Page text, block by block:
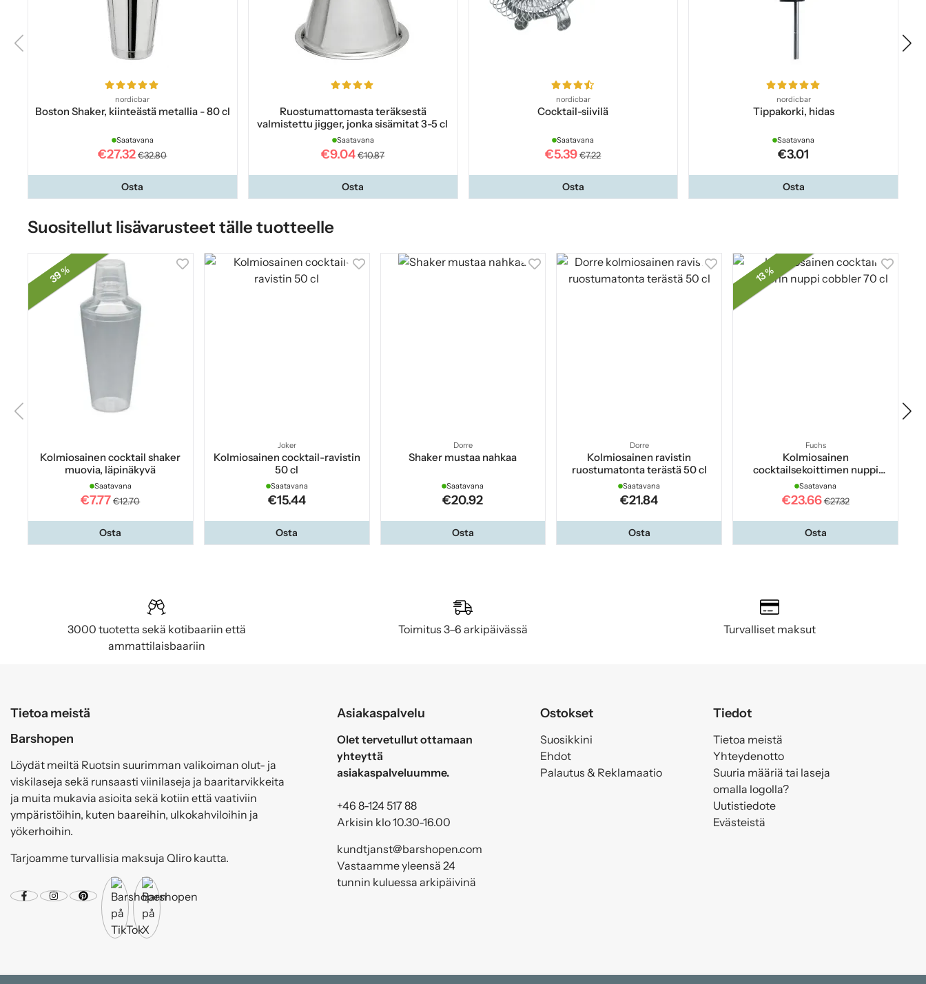
nordicbar
Boston Shaker, kiinteästä metallia - 80 cl
Saatavana
€27.32 €32.80
Osta
Ruostumattomasta teräksestä
valmistettu jigger, jonka sisämitat 3-5 cl
Saatavana
€9.04 €10.87
Osta
nordicbar
Cocktail-siivilä
Saatavana
€5.39 €7.22
Osta
nordicbar
Tippakorki, hidas
Saatavana
€3.01
Osta
Suositellut lisävarusteet tälle tuotteelle
39 %
Kolmiosainen cocktail shaker
muovia, läpinäkyvä
Saatavana
€7.77 €12.70
Osta
Joker
Kolmiosainen cocktail-ravistin
50 cl
Saatavana
€15.44
Osta
Dorre
Shaker mustaa nahkaa
Saatavana
€20.92
Osta
Dorre
Kolmiosainen ravistin
ruostumatonta terästä 50 cl
Saatavana
€21.84
Osta
13 %
Fuchs
Kolmiosainen
cocktailsekoittimen nuppi
Cobbler 70 cl
Saatavana
€23.66 €27.32
Osta
3000 tuotetta sekä kotibaariin että
ammattilaisbaariin
Toimitus 3–6 arkipäivässä Turvalliset maksut
Tietoa meistä
Barshopen
Löydät meiltä Ruotsin suurimman valikoiman olut- ja
viskilaseja sekä runsaasti viinilaseja ja baaritarvikkeita
ja muita mukavia asioita sekä kotiin että vaativiin
ympäristöihin, kuten baareihin, ulkokahviloihin ja
yökerhoihin.
Tarjoamme turvallisia maksuja Qliro kautta.
Asiakaspalvelu
Olet tervetullut ottamaan
yhteyttä
asiakaspalveluumme.
+46 8-124 517 88
Arkisin klo 10.30-16.00
kundtjanst@barshopen.com
Vastaamme yleensä 24
tunnin kuluessa arkipäivinä
Ostokset
Suosikkini
Ehdot
Palautus & Reklamaatio
Tiedot
Tietoa meistä
Yhteydenotto
Suuria määriä tai laseja
omalla logolla?
Uutistiedote
Evästeistä